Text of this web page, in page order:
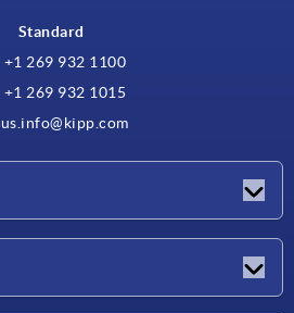
Standard
+1 269 932 1100
+1 269 932 1015
us.info@kipp.com